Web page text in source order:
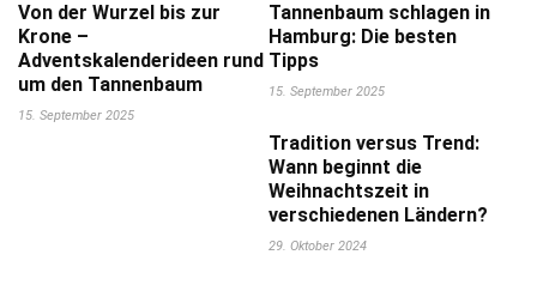
Von der Wurzel bis zur
Krone –
Adventskalenderideen rund
um den Tannenbaum
15. September 2025
Tannenbaum schlagen in
Hamburg: Die besten
Tipps
15. September 2025
Tradition versus Trend:
Wann beginnt die
Weihnachtszeit in
verschiedenen Ländern?
29. Oktober 2024